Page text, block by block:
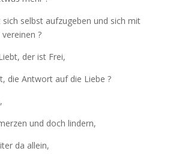
sich selbst aufzugeben und sich mit
?
der ist Frei,
die Antwort auf die Liebe ?
und doch lindern,
da allein,